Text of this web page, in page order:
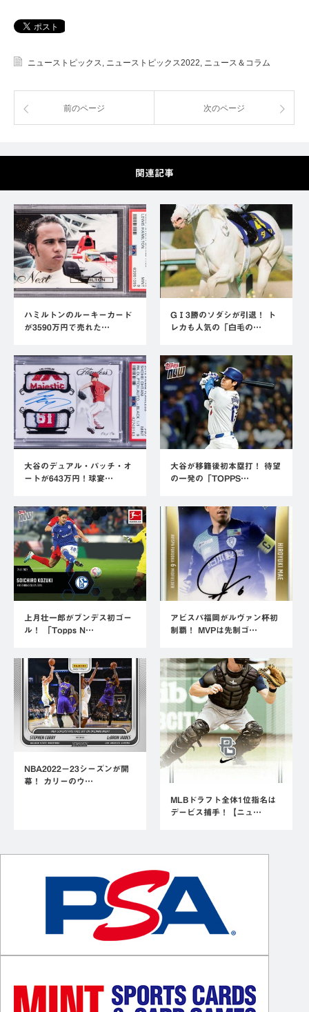
ニューストピックス ニューストピックス2022 ニュース＆コラム
前のページ 次のページ
関連記事
ハミルトンのルーキーカード
が3590万円で売れた…
GⅠ3勝のソダシが引退！ ト
レカも人気の「白毛の…
大谷のデュアル・パッチ・オ
ートが643万円！球宴…
大谷が移籍後初本塁打！ 待望
の一発の「TOPPS…
上月壮一郎がブンデス初ゴー
ル！ 「Topps N…
アビスパ福岡がルヴァン杯初
制覇！ MVPは先制ゴ…
NBA2022－23シーズンが開
幕！ カリーのウ…
MLBドラフト全体1位指名は
デービス捕手！【ニュ…